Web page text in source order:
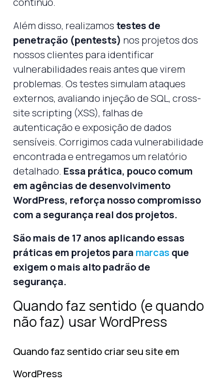
Além disso, realizamos testes de
penetração (pentests) nos projetos dos
nossos clientes para identificar
vulnerabilidades reais antes que virem
problemas. Os testes simulam ataques
externos, avaliando injeção de SQL, cross-
site scripting (XSS), falhas de
autenticação e exposição de dados
sensíveis. Corrigimos cada vulnerabilidade
encontrada e entregamos um relatório
detalhado. Essa prática, pouco comum
em agências de desenvolvimento
WordPress, reforça nosso compromisso
com a segurança real dos projetos.
São mais de 17 anos aplicando essas
práticas em projetos para marcas que
exigem o mais alto padrão de
segurança.
Quando faz sentido (e quando
não faz) usar WordPress
Quando faz sentido criar seu site em
WordPress